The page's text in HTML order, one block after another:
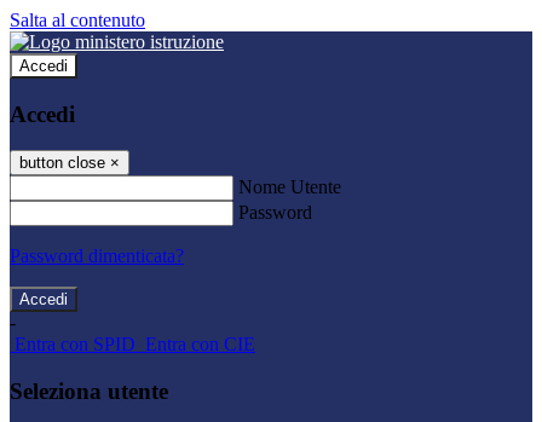
Salta al contenuto
Accedi
Accedi
button close ×
Nome Utente
Password
Password dimenticata?
-
Entra con SPID Entra con CIE
Seleziona utente